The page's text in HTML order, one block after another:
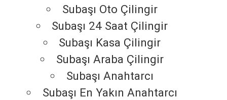
Subaşı Oto Çilingir
Subaşı 24 Saat Çilingir
Subaşı Kasa Çilingir
Subaşı Araba Çilingir
Subaşı Anahtarcı
Subaşı En Yakın Anahtarcı